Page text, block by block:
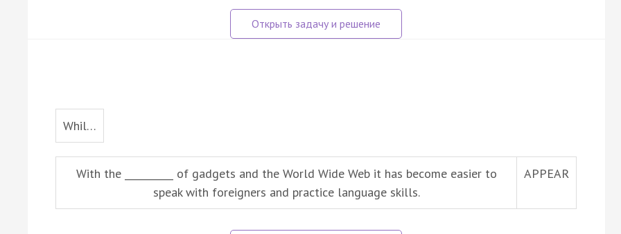
Whil…
With the __________ of gadgets and the World Wide Web it has become easier to
speak with foreigners and practice language skills.
APPEAR